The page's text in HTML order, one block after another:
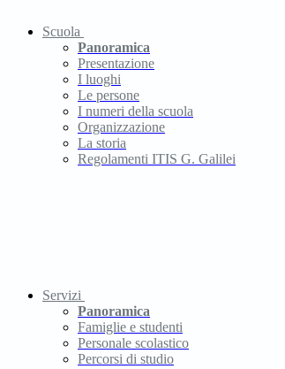
Scuola
Panoramica
Presentazione
I luoghi
Le persone
I numeri della scuola
Organizzazione
La storia
Regolamenti ITIS G. Galilei
Servizi
Panoramica
Famiglie e studenti
Personale scolastico
Percorsi di studio